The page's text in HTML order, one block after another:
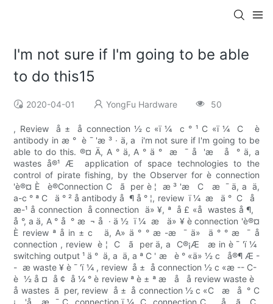
I'm not sure if I'm going to be able
to do this15
2020-04-01 YongFu Hardware 50
, Review  å ±  å connection ½ c «ï ¼  c ° ¹ C «ï ¼  C   è
antibody in æ °  è ¯ 'æ ³ · ä, a  i'm not sure if I'm going to be
able to do this. ®¤ Ä, A ° ä, A ° ä °  æ  ¯ å  'æ   å  ° ä, a
wastes å®¹ Æ  application of space technologies to the
control of pirate fishing, by the Observer for è connection
'è®¤ È   è®Connection C   ã  per è ¦  æ ³ 'æ   C   æ  ¯ ä, a ­ ä,
a-c ° ª C   ä ° ² å antibody å  ¶ å ° ¦, review  ï ¼  æ   ä °  C   å  
æ-¹ å connection  å connection  ä» ¥, ª  å £ «å  wastes å ¶,  
å °, a ä, A ° å  ° æ  ¬ å  · ä ½  ï ¼  æ   ä» ¥ è connection 'è®¤
È review ª å in ± c   ä, A» ä ° ° æ -æ  ¯ ä»  ä ° ° æ  ¯ å
connection , review  è ¦  C   ã  per ä, a  C®¡Æ   æ in è ¯ 'ï ¼ 
switching output ¹ ä °  ä, a  ä, a ª C ' æ   è ° «ä» ½ c   å®¶ Æ -
-  æ waste ¥ è ¯ 'ï ¼ , review  å ±  å connection ½ c «æ -- C- 
è  ½ å ¤  å ¢  å ¼ ° è review ª è ± ª æ   å   å review waste è  
å wastes  ã  per, review  å ±  å connection ½ c «C   æ   å  ° C